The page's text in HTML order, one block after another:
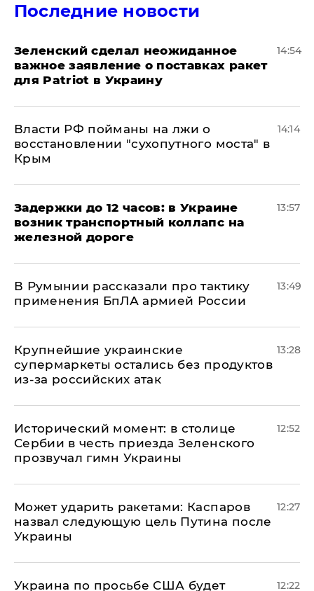
Последние новости
Зеленский сделал неожиданное
важное заявление о поставках ракет
для Patriot в Украину
14:54
Власти РФ пойманы на лжи о
восстановлении "сухопутного моста" в
Крым
14:14
Задержки до 12 часов: в Украине
возник транспортный коллапс на
железной дороге
13:57
В Румынии рассказали про тактику
применения БпЛА армией России
13:49
Крупнейшие украинские
супермаркеты остались без продуктов
из-за российских атак
13:28
Исторический момент: в столице
Сербии в честь приезда Зеленского
прозвучал гимн Украины
12:52
Может ударить ракетами: Каспаров
назвал следующую цель Путина после
Украины
12:27
Украина по просьбе США будет 12:22